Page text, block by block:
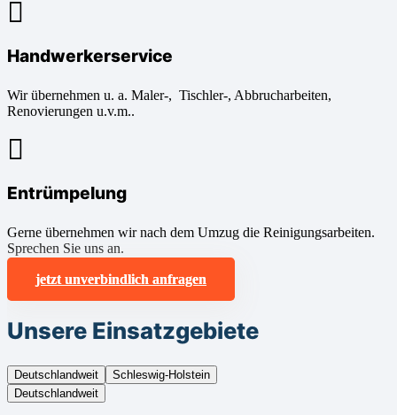
Handwerkerservice
Wir übernehmen u. a. Maler-, Tischler-, Abbrucharbeiten,
Renovierungen u.v.m..
Entrümpelung
Gerne übernehmen wir nach dem Umzug die Reinigungsarbeiten.
Sprechen Sie uns an.
jetzt unverbindlich anfragen
Unsere Einsatzgebiete
Deutschlandweit
Schleswig-Holstein
Deutschlandweit